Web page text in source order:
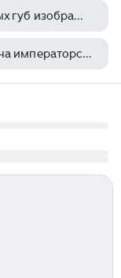
зрителю кажется что с полуоткрытых губ изображенной на картине виктора михайловича
жан огюст доминик энгр наполеон на императорском троне